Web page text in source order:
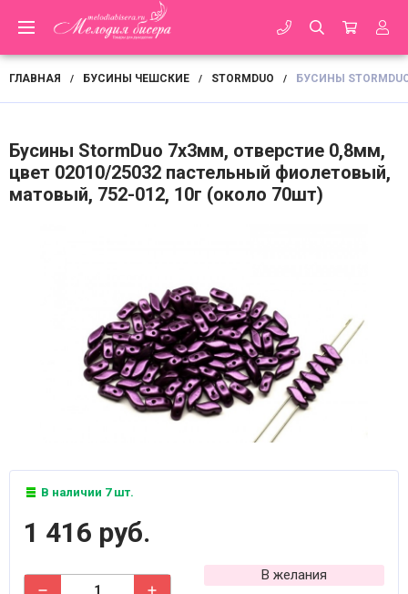
ГЛАВНАЯ / БУСИНЫ ЧЕШСКИЕ / STORMDUO / БУСИНЫ
Бусины StormDuo 7х3мм, отверстие 0,8мм,
цвет 02010/25032 пастельный фиолетовый,
матовый, 752-012, 10г (около 70шт)
В наличии 7 шт.
1 416 руб.
В желания